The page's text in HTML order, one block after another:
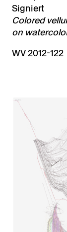
Signiert
Colored
on
WV 2012-122